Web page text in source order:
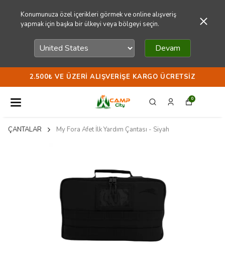
Konumunuza özel içerikleri görmek ve online alışveriş
yapmak için başka bir ülkeyi veya bölgeyi seçin.
Devam
2.500₺ VE ÜZERI ALIŞVERIŞE KARGO ÜCRETSIZ
0
ÇANTALAR My Fora Afet İlk Yardım Çantası - Siyah